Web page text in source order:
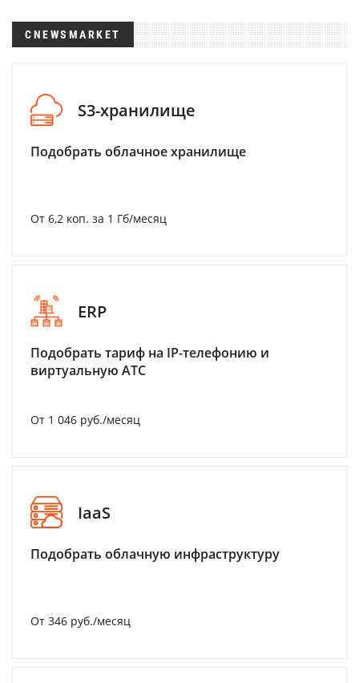
CNEWSMARKET
S3-хранилище
Подобрать облачное хранилище
От 6,2 коп. за 1 Гб/месяц
ERP
Подобрать тариф на IP-телефонию и
виртуальную АТС
От 1 046 руб./месяц
IaaS
Подобрать облачную инфраструктуру
От 346 руб./месяц